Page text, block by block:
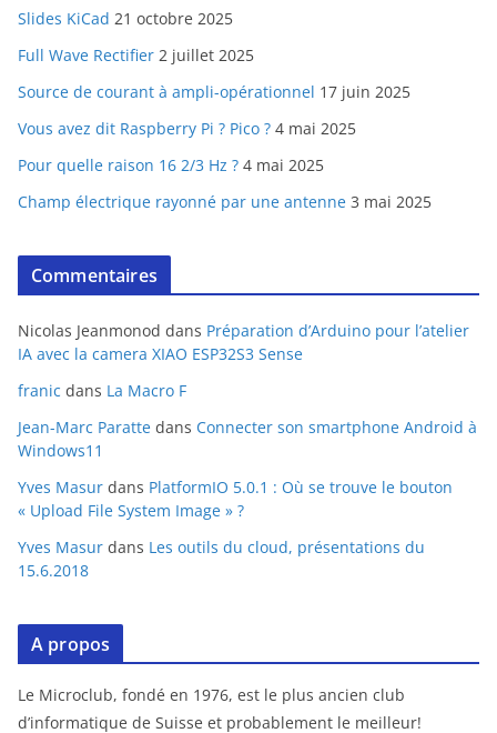
Slides KiCad 21 octobre 2025
Full Wave Rectifier 2 juillet 2025
Source de courant à ampli-opérationnel 17 juin 2025
Vous avez dit Raspberry Pi ? Pico ? 4 mai 2025
Pour quelle raison 16 2/3 Hz ? 4 mai 2025
Champ électrique rayonné par une antenne 3 mai 2025
Commentaires
Nicolas Jeanmonod dans Préparation d’Arduino pour l’atelier
IA avec la camera XIAO ESP32S3 Sense
franic dans La Macro F
Jean-Marc Paratte dans Connecter son smartphone Android à
Windows11
Yves Masur dans PlatformIO 5.0.1 : Où se trouve le bouton
« Upload File System Image » ?
Yves Masur dans Les outils du cloud, présentations du
15.6.2018
A propos
Le Microclub, fondé en 1976, est le plus ancien club
d’informatique de Suisse et probablement le meilleur!